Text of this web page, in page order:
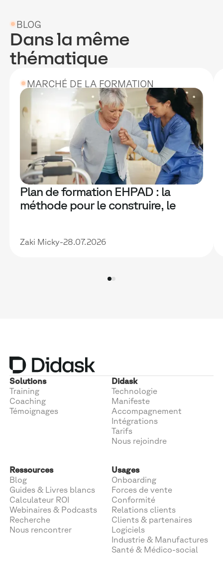
BLOG
Dans la même
thématique
MARCHÉ DE LA FORMATION
Plan de formation EHPAD : la
méthode pour le construire, le
Zaki Micky-28.07.2026
Solutions
Training
Coaching
Témoignages
Didask
Technologie
Manifeste
Accompagnement
Intégrations
Tarifs
Nous rejoindre
Ressources
Blog
Guides & Livres blancs
Calculateur ROI
Webinaires & Podcasts
Recherche
Nous rencontrer
Usages
Onboarding
Forces de vente
Conformité
Relations clients
Clients & partenaires
Logiciels
Industrie & Manufactures
Santé & Médico-social